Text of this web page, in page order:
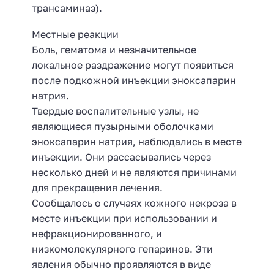
трансаминаз).
Местные реакции
Боль, гематома и незначительное
локальное раздражение могут появиться
после подкожной инъекции эноксапарин
натрия.
Твердые воспалительные узлы, не
являющиеся пузырными оболочками
эноксапарин натрия, наблюдались в месте
инъекции. Они рассасывались через
несколько дней и не являются причинами
для прекращения лечения.
Сообщалось о случаях кожного некроза в
месте инъекции при использовании и
нефракционированного, и
низкомолекулярного гепаринов. Эти
явления обычно проявляются в виде